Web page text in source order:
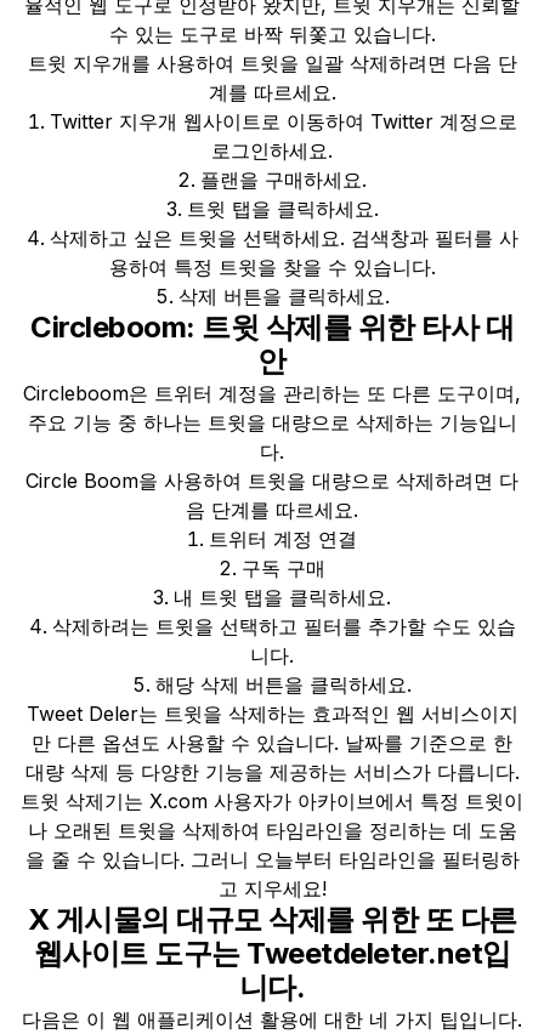
율적인 웹 도구로 인정받아 왔지만, 트윗 지우개는 신뢰할
수 있는 도구로 바짝 뒤쫓고 있습니다.
트윗 지우개를 사용하여 트윗을 일괄 삭제하려면 다음 단
계를 따르세요.
Twitter 지우개 웹사이트로 이동하여 Twitter 계정으로
로그인하세요.
플랜을 구매하세요.
트윗 탭을 클릭하세요.
삭제하고 싶은 트윗을 선택하세요. 검색창과 필터를 사
용하여 특정 트윗을 찾을 수 있습니다.
삭제 버튼을 클릭하세요.
Circleboom: 트윗 삭제를 위한 타사 대
안
Circleboom은 트위터 계정을 관리하는 또 다른 도구이며,
주요 기능 중 하나는 트윗을 대량으로 삭제하는 기능입니
다.
Circle Boom을 사용하여 트윗을 대량으로 삭제하려면 다
음 단계를 따르세요.
트위터 계정 연결
구독 구매
내 트윗 탭을 클릭하세요.
삭제하려는 트윗을 선택하고 필터를 추가할 수도 있습
니다.
해당 삭제 버튼을 클릭하세요.
Tweet Deler는 트윗을 삭제하는 효과적인 웹 서비스이지
만 다른 옵션도 사용할 수 있습니다. 날짜를 기준으로 한
대량 삭제 등 다양한 기능을 제공하는 서비스가 다릅니다.
트윗 삭제기는 X.com 사용자가 아카이브에서 특정 트윗이
나 오래된 트윗을 삭제하여 타임라인을 정리하는 데 도움
을 줄 수 있습니다. 그러니 오늘부터 타임라인을 필터링하
고 지우세요!
X 게시물의 대규모 삭제를 위한 또 다른
웹사이트 도구는 Tweetdeleter.net입
니다.
다음은 이 웹 애플리케이션 활용에 대한 네 가지 팁입니다.